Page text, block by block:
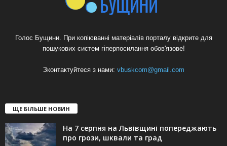
Голос Бущини. При копіюванні матеріалів порталу відкрите для
пошукових систем гіперпосилання обов'язове!
Зконтактуйтеся з нами: vbuskcom@gmail.com
ЩЕ БІЛЬШЕ НОВИН
На 7 серпня на Львівщині попереджають
про грози, шквали та град